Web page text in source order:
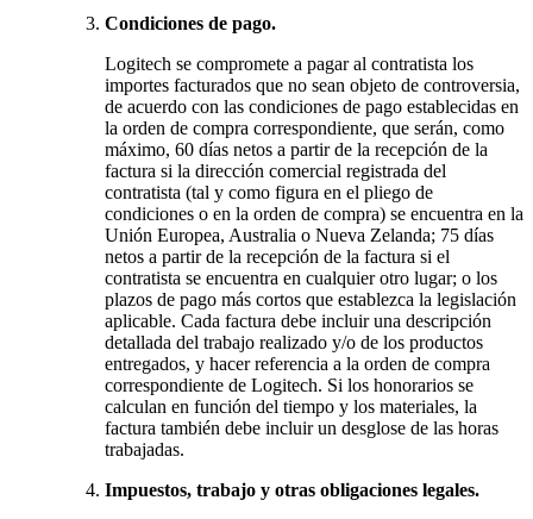
Condiciones de pago.
Logitech se compromete a pagar al contratista los
importes facturados que no sean objeto de controversia,
de acuerdo con las condiciones de pago establecidas en
la orden de compra correspondiente, que serán, como
máximo, 60 días netos a partir de la recepción de la
factura si la dirección comercial registrada del
contratista (tal y como figura en el pliego de
condiciones o en la orden de compra) se encuentra en la
Unión Europea, Australia o Nueva Zelanda; 75 días
netos a partir de la recepción de la factura si el
contratista se encuentra en cualquier otro lugar; o los
plazos de pago más cortos que establezca la legislación
aplicable. Cada factura debe incluir una descripción
detallada del trabajo realizado y/o de los productos
entregados, y hacer referencia a la orden de compra
correspondiente de Logitech. Si los honorarios se
calculan en función del tiempo y los materiales, la
factura también debe incluir un desglose de las horas
trabajadas.
Impuestos, trabajo y otras obligaciones legales.